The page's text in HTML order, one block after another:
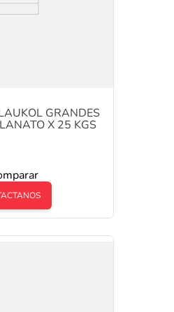
GRANDES
X 25 KGS